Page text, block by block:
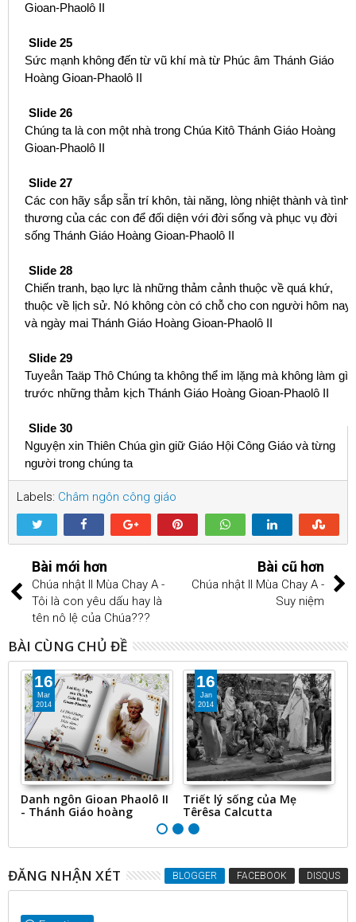
Gioan-Phaolô II
Slide 25
Sức mạnh không đến từ vũ khí mà từ Phúc âm Thánh Giáo
Hoàng Gioan-Phaolô II
Slide 26
Chúng ta là con một nhà trong Chúa Kitô Thánh Giáo Hoàng
Gioan-Phaolô II
Slide 27
Các con hãy sắp sẵn trí khôn, tài năng, lòng nhiệt thành và tình
thương của các con để đối diện với đời sống và phục vụ đời
sống Thánh Giáo Hoàng Gioan-Phaolô II
Slide 28
Chiến tranh, bạo lực là những thảm cảnh thuộc về quá khứ,
thuộc về lịch sử. Nó không còn có chỗ cho con người hôm nay
và ngày mai Thánh Giáo Hoàng Gioan-Phaolô II
Slide 29
Tuyeån Taäp Thô Chúng ta không thể im lặng mà không làm gì
trước những thảm kịch Thánh Giáo Hoàng Gioan-Phaolô II
Slide 30
Nguyện xin Thiên Chúa gìn giữ Giáo Hội Công Giáo và từng
người trong chúng ta
Labels: Châm ngôn công giáo
Bài mới hơn
Chúa nhật II Mùa Chay A -
Tôi là con yêu dấu hay là
tên nô lệ của Chúa???
Bài cũ hơn
Chúa nhật II Mùa Chay A -
Suy niệm
BÀI CÙNG CHỦ ĐỀ
16
Mar
2014
Danh ngôn Gioan Phaolô II
- Thánh Giáo hoàng
16
Jan
2014
Triết lý sống của Mẹ
Têrêsa Calcutta
ĐĂNG NHẬN XÉT BLOGGER FACEBOOK DISQUS